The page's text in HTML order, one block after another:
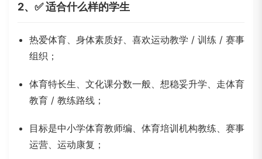
2、✅ 适合什么样的学生
热爱体育、身体素质好、喜欢运动教学 / 训练 / 赛事
组织；
体育特长生、文化课分数一般、想稳妥升学、走体育
教育 / 教练路线；
目标是中小学体育教师编、体育培训机构教练、赛事
运营、运动康复；